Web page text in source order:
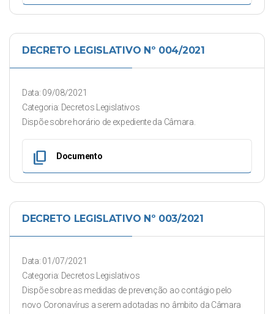
DECRETO LEGISLATIVO Nº 004/2021
Data: 09/08/2021
Categoria: Decretos Legislativos
Dispõe sobre horário de expediente da Câmara.
content_copy Documento
DECRETO LEGISLATIVO Nº 003/2021
Data: 01/07/2021
Categoria: Decretos Legislativos
Dispõe sobre as medidas de prevenção ao contágio pelo
novo Coronavírus a serem adotadas no âmbito da Câmara